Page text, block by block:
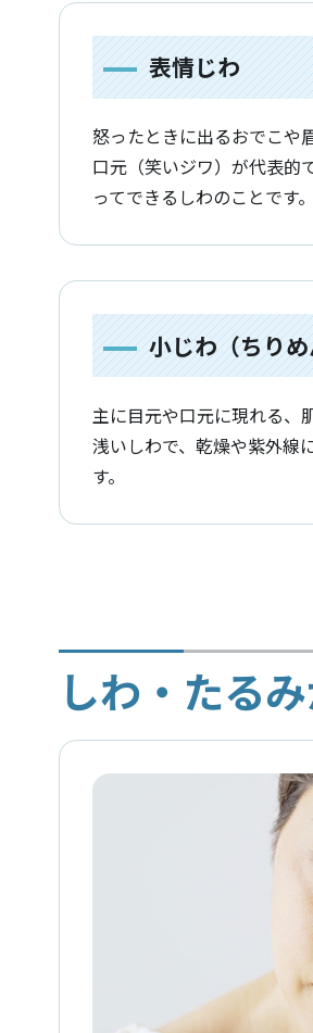
表情じわ
怒ったときに出るおでこや
口元（笑いジワ）が代表的
ってできるしわのことです。
小じわ（ちり
主に目元や口元に現れる、
浅いしわで、乾燥や紫外線
す。
しわ・たる